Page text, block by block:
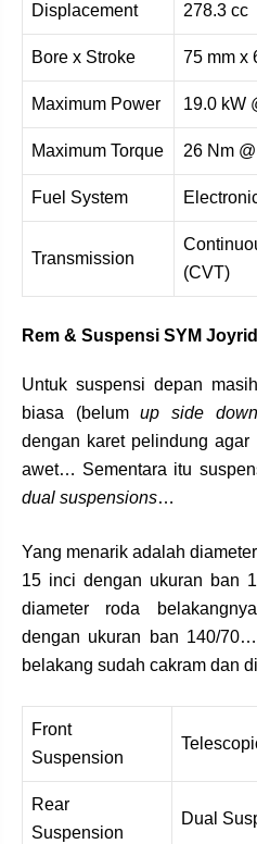
Displacement 278.3 cc
Bore x Stroke 75 mm x
Maximum Power 19.0 kW
Maximum Torque 26 Nm
Fuel System
Transmission
(CVT)
Rem & Suspensi SYM
Untuk suspensi depan
biasa (belumup side down
dengan karet pelindung agar
awet… Sementara itu
dual suspensions…
Yang menarik adalah
15 inci dengan ukuran ban
diameter roda
dengan ukuran ban 140/
belakang sudah cakram dan
Front
Suspension
Rear
Suspension
Dual